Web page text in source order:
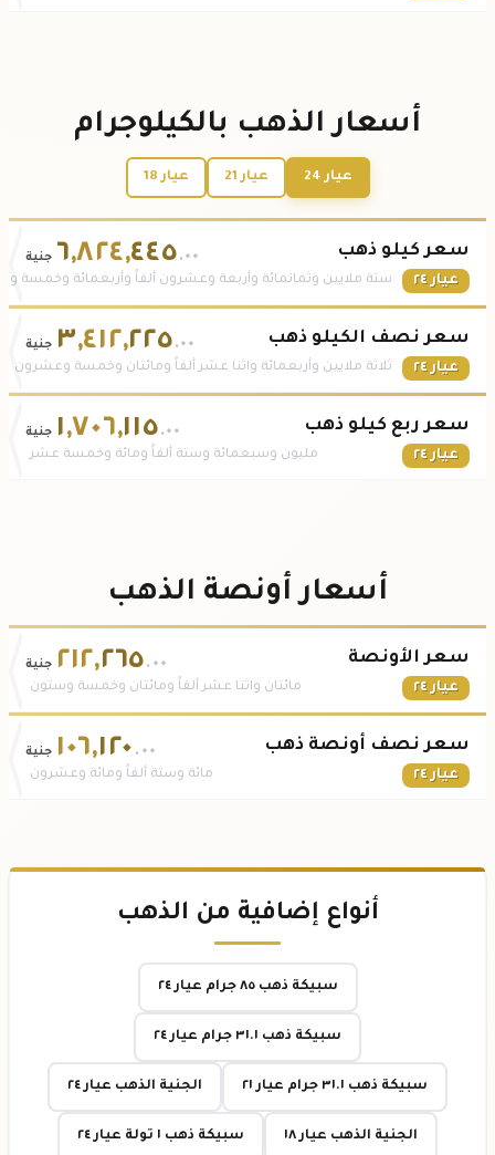
أسعار الذهب بالكيلوجرام
عيار 24 عيار 21 عيار 18
سعر كيلو ذهب
عيار ٢٤
٦,٨٢٤,٤٤٥.٠٠ جنية
ستة ملايين وثمانمائة وأربعة وعشرون ألفاً وأربعمائة وخمسة
سعر نصف الكيلو ذهب
عيار ٢٤
٣,٤١٢,٢٢٥.٠٠ جنية
ثلاثة ملايين وأربعمائة واثنا عشر ألفاً ومائتان وخمسة وعشرون
سعر ربع كيلو ذهب
عيار ٢٤
١,٧٠٦,١١٥.٠٠ جنية
مليون وسبعمائة وستة ألفاً ومائة وخمسة عشر
أسعار أونصة الذهب
سعر الأونصة
عيار ٢٤
٢١٢,٢٦٥.٠٠ جنية
مائتان واثنا عشر ألفاً ومائتان وخمسة وستون
سعر نصف أونصة ذهب
عيار ٢٤
١٠٦,١٢٠ .٠٠ جنية
مائة وستة ألفاً ومائة وعشرون
أنواع إضافية من الذهب
سبيكة ذهب ٨٥ جرام عيار ٢٤
سبيكة ذهب ٣١.١ جرام عيار ٢٤
سبيكة ذهب ٣١.١ جرام عيار ٢١ الجنية الذهب عيار ٢٤
الجنية الذهب عيار ١٨ سبيكة ذهب ١ تولة عيار ٢٤